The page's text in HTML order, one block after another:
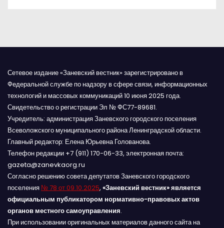
м
Сетевое издание «Заневский вестник» зарегистрировано в
Федеральной службе по надзору в сфере связи, информационных
технологий и массовых коммуникаций 10 июня 2025 года.
Свидетельство о регистрации Эл № ФС77-89681.
Учредитель: администрация Заневского городского поселения
Всеволожского муниципального района Ленинградской области.
Главный редактор: Елена Юрьевна Голованова.
Телефон редакции +7 (911) 170-06-33, электронная почта:
gazeta@zanevkaorg.ru
Согласно решению совета депутатов Заневского городского
поселения № 78 от 09.10.2025, «Заневский вестник» является
официальным публикатором нормативно-правовых актов
органов местного самоуправления.
При использовании оригинальных материалов данного сайта на